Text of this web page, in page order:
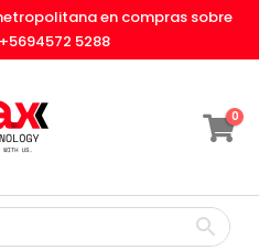
en compras sobre
+5694572 5288
0